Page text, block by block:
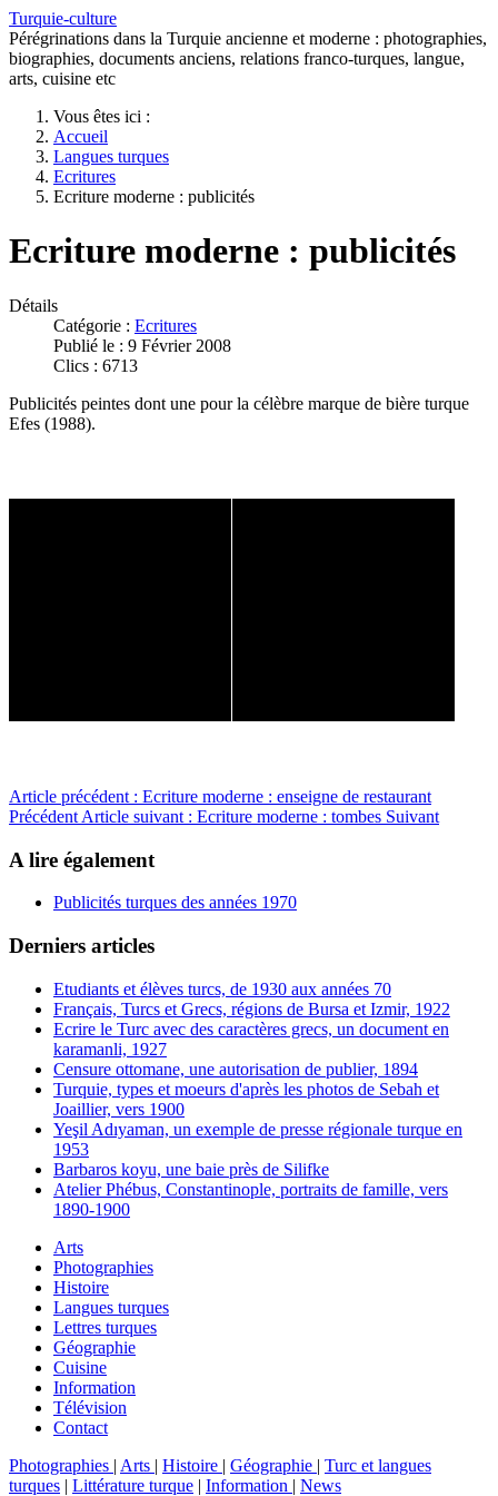
Turquie-culture
Pérégrinations dans la Turquie ancienne et moderne : photographies,
biographies, documents anciens, relations franco-turques, langue,
arts, cuisine etc
Vous êtes ici :
Accueil
Langues turques
Ecritures
Ecriture moderne : publicités
Ecriture moderne : publicités
Détails
Catégorie : Ecritures
Publié le : 9 Février 2008
Clics : 6713
Publicités peintes dont une pour la célèbre marque de bière turque
Efes (1988).
Article précédent : Ecriture moderne : enseigne de restaurant
Précédent Article suivant : Ecriture moderne : tombes Suivant
A lire également
Publicités turques des années 1970
Derniers articles
Etudiants et élèves turcs, de 1930 aux années 70
Français, Turcs et Grecs, régions de Bursa et Izmir, 1922
Ecrire le Turc avec des caractères grecs, un document en
karamanli, 1927
Censure ottomane, une autorisation de publier, 1894
Turquie, types et moeurs d'après les photos de Sebah et
Joaillier, vers 1900
Yeşil Adıyaman, un exemple de presse régionale turque en
1953
Barbaros koyu, une baie près de Silifke
Atelier Phébus, Constantinople, portraits de famille, vers
1890-1900
Arts
Photographies
Histoire
Langues turques
Lettres turques
Géographie
Cuisine
Information
Télévision
Contact
Photographies | Arts | Histoire | Géographie | Turc et langues
turques | Littérature turque | Information | News